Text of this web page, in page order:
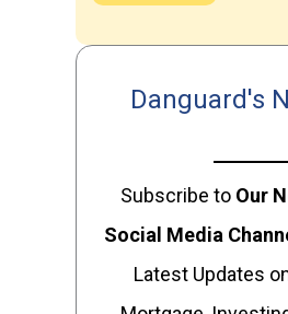
Danguard's
Subscribe to Our
Social Media
Latest Updates